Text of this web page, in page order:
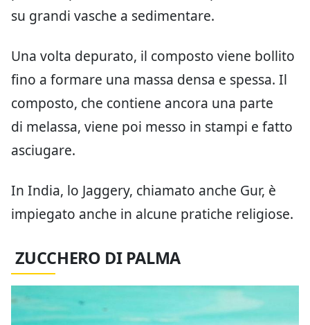
su grandi vasche a sedimentare.
Una volta depurato, il composto viene bollito
fino a formare una massa densa e spessa. Il
composto, che contiene ancora una parte
di melassa, viene poi messo in stampi e fatto
asciugare.
In India, lo Jaggery, chiamato anche Gur, è
impiegato anche in alcune pratiche religiose.
ZUCCHERO DI PALMA